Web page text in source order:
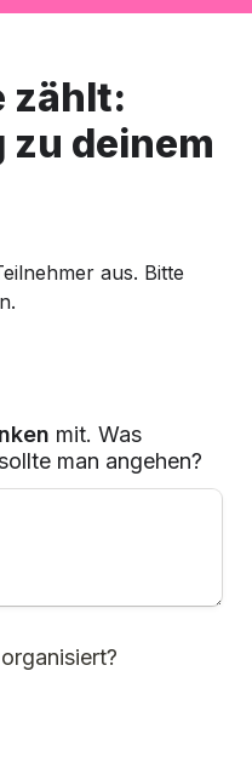
zählt:
zu deinem
aus. Bitte
mit. Was
man angehen?